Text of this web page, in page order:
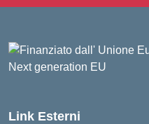
Link Esterni